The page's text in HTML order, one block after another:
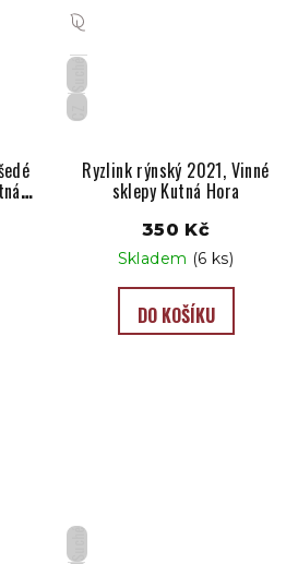
CZ
Suché
Ryzlink rýnský 2021, Vinné
sklepy Kutná Hora
350 Kč
Skladem (6 ks)
DO KOŠÍKU
Suché